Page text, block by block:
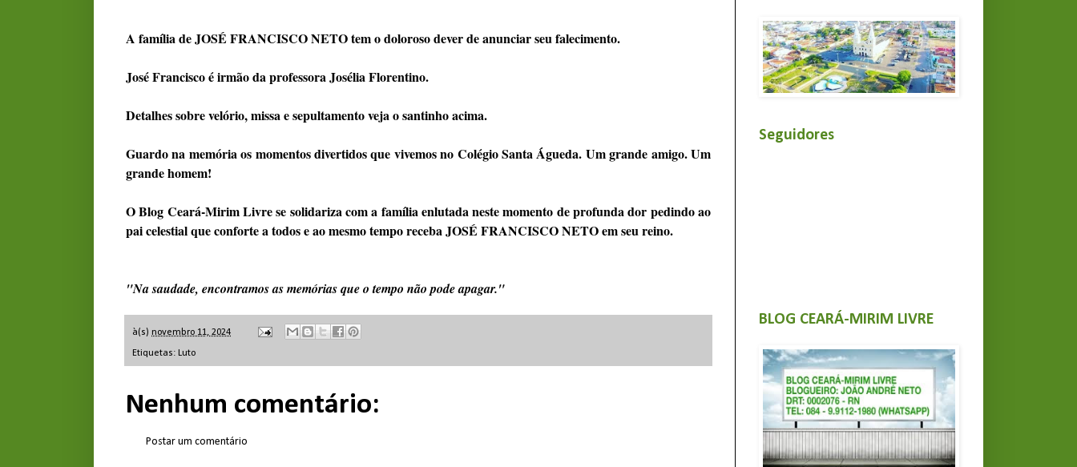
A família de JOSÉ FRANCISCO NETO tem o doloroso dever de anunciar seu falecimento.
José Francisco é irmão da professora Josélia Florentino.
Detalhes sobre velório, missa e sepultamento veja o santinho acima.
Guardo na memória os momentos divertidos que vivemos no Colégio Santa Águeda. Um grande amigo. Um
grande homem!
O Blog Ceará-Mirim Livre se solidariza com a família enlutada neste momento de profunda dor pedindo ao
pai celestial que conforte a todos e ao mesmo tempo receba JOSÉ FRANCISCO NETO em seu reino.
"Na saudade, encontramos as memórias que o tempo não pode apagar."
à(s) novembro 11, 2024
Etiquetas: Luto
Nenhum comentário:
Postar um comentário
Seguidores
BLOG CEARÁ-MIRIM LIVRE